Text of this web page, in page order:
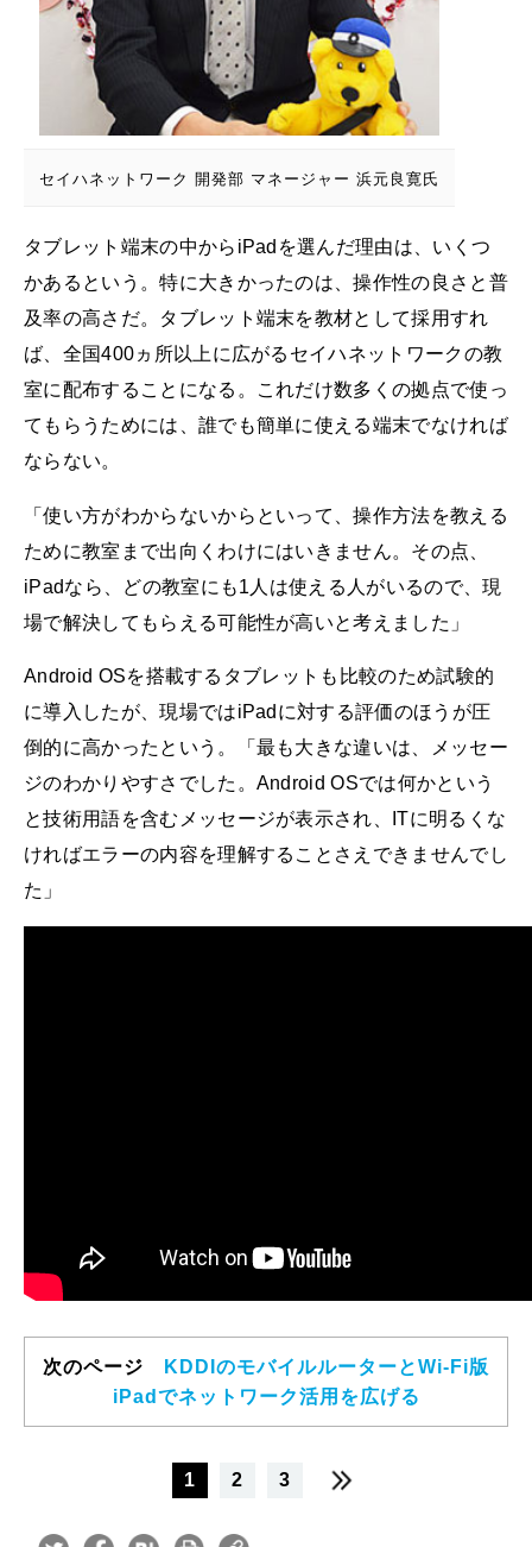
セイハネットワーク 開発部 マネージャー 浜元良寛氏
タブレット端末の中からiPadを選んだ理由は、いくつ
かあるという。特に大きかったのは、操作性の良さと普
及率の高さだ。タブレット端末を教材として採用すれ
ば、全国400ヵ所以上に広がるセイハネットワークの教
室に配布することになる。これだけ数多くの拠点で使っ
てもらうためには、誰でも簡単に使える端末でなければ
ならない。
「使い方がわからないからといって、操作方法を教える
ために教室まで出向くわけにはいきません。その点、
iPadなら、どの教室にも1人は使える人がいるので、現
場で解決してもらえる可能性が高いと考えました」
Android OSを搭載するタブレットも比較のため試験的
に導入したが、現場ではiPadに対する評価のほうが圧
倒的に高かったという。「最も大きな違いは、メッセー
ジのわかりやすさでした。Android OSでは何かという
と技術用語を含むメッセージが表示され、ITに明るくな
ければエラーの内容を理解することさえできませんでし
た」
次のページ
KDDIのモバイルルーターとWi-Fi版
iPadでネットワーク活用を広げる
1 2 3